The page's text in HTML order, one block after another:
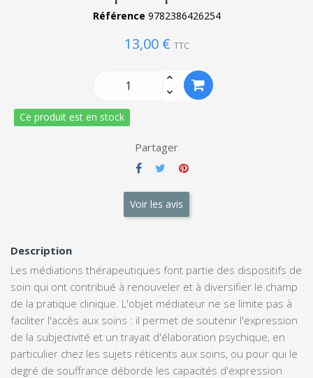
Référence 9782386426254
13,00 € TTC
Ce produit est en stock
Partager
Voir les avis
Description
Les médiations thérapeutiques font partie des dispositifs de
soin qui ont contribué à renouveler et à diversifier le champ
de la pratique clinique. L'objet médiateur ne se limite pas à
faciliter l'accès aux soins : il permet de soutenir l'expression
de la subjectivité et un trayait d'élaboration psychique, en
particulier chez les sujets réticents aux soins, ou pour qui le
degré de souffrance déborde les capacités d'expression